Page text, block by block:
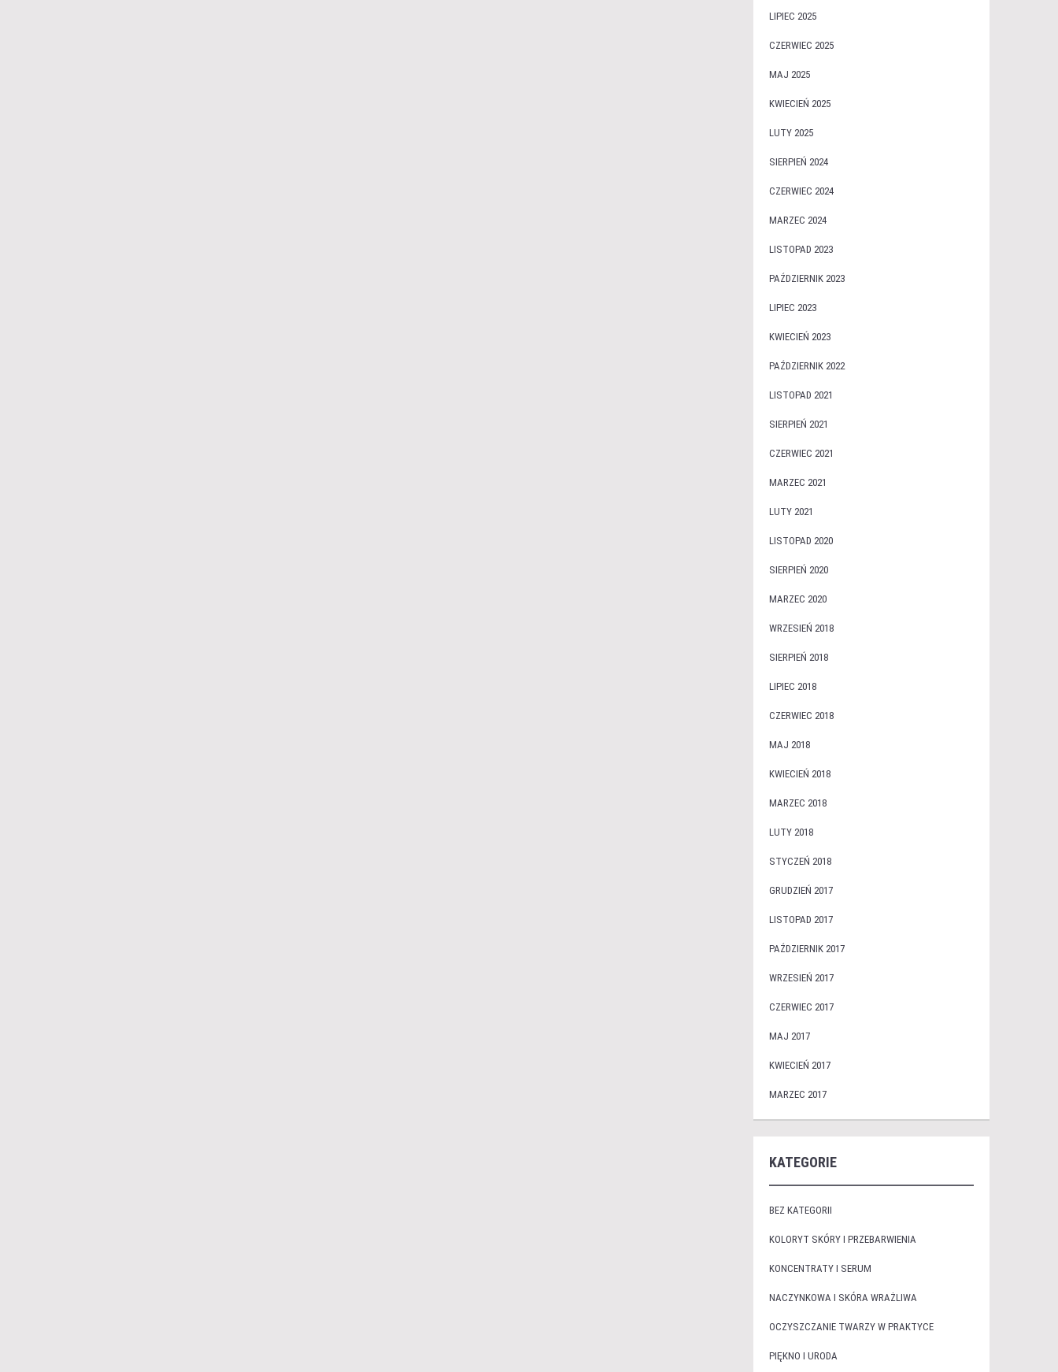
LIPIEC 2025
CZERWIEC 2025
MAJ 2025
KWIECIEŃ 2025
LUTY 2025
SIERPIEŃ 2024
CZERWIEC 2024
MARZEC 2024
LISTOPAD 2023
PAŹDZIERNIK 2023
LIPIEC 2023
KWIECIEŃ 2023
PAŹDZIERNIK 2022
LISTOPAD 2021
SIERPIEŃ 2021
CZERWIEC 2021
MARZEC 2021
LUTY 2021
LISTOPAD 2020
SIERPIEŃ 2020
MARZEC 2020
WRZESIEŃ 2018
SIERPIEŃ 2018
LIPIEC 2018
CZERWIEC 2018
MAJ 2018
KWIECIEŃ 2018
MARZEC 2018
LUTY 2018
STYCZEŃ 2018
GRUDZIEŃ 2017
LISTOPAD 2017
PAŹDZIERNIK 2017
WRZESIEŃ 2017
CZERWIEC 2017
MAJ 2017
KWIECIEŃ 2017
MARZEC 2017
KATEGORIE
BEZ KATEGORII
KOLORYT SKÓRY I PRZEBARWIENIA
KONCENTRATY I SERUM
NACZYNKOWA I SKÓRA WRAŻLIWA
OCZYSZCZANIE TWARZY W PRAKTYCE
PIĘKNO I URODA